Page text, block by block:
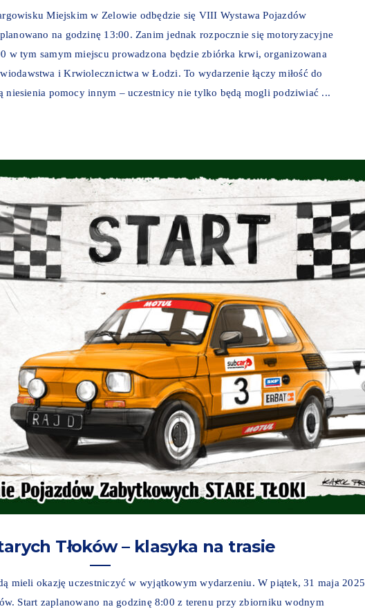
Miejskim w Zelowie odbędzie się VIII Wystawa Pojazdów
na godzinę 13:00. Zanim jednak rozpocznie się motoryzacyjne
w tym samym miejscu prowadzona będzie zbiórka krwi, organizowana
i Krwiolecznictwa w Łodzi. To wydarzenie łączy miłość do
niesienia pomocy innym – uczestnicy nie tylko będą mogli podziwiać ...
Tłoków – klasyka na trasie
mieli okazję uczestniczyć w wyjątkowym wydarzeniu. W piątek, 31 maja 2025
Start zaplanowano na godzinę 8:00 z terenu przy zbiorniku wodnym